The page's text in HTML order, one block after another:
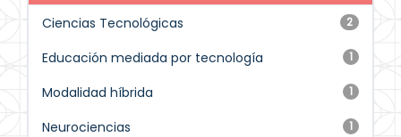
2
Ciencias Tecnológicas
1
Educación mediada por tecnología
1
Modalidad híbrida
1
Neurociencias